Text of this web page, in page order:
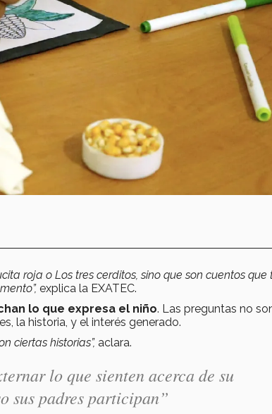
roja o Los tres cerditos, sino que son cuentos que
explica la EXATEC.
lo que expresa el niño. Las preguntas no
la historia, y el interés generado.
ciertas historias”, aclara.
lo que sienten acerca de su
sus padres participan”